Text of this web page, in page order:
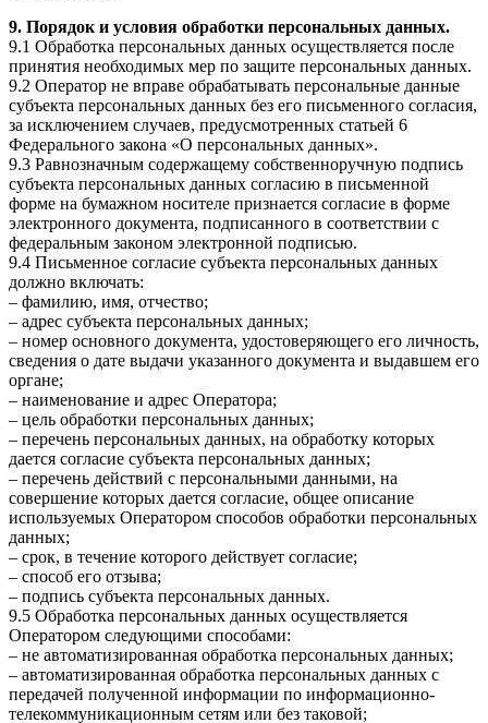
9. Порядок и условия обработки персональных данных.
9.1 Обработка персональных данных осуществляется после
принятия необходимых мер по защите персональных данных.
9.2 Оператор не вправе обрабатывать персональные данные
субъекта персональных данных без его письменного согласия,
за исключением случаев, предусмотренных статьей 6
Федерального закона «О персональных данных».
9.3 Равнозначным содержащему собственноручную подпись
субъекта персональных данных согласию в письменной
форме на бумажном носителе признается согласие в форме
электронного документа, подписанного в соответствии с
федеральным законом электронной подписью.
9.4 Письменное согласие субъекта персональных данных
должно включать:
– фамилию, имя, отчество;
– адрес субъекта персональных данных;
– номер основного документа, удостоверяющего его личность,
сведения о дате выдачи указанного документа и выдавшем его
органе;
– наименование и адрес Оператора;
– цель обработки персональных данных;
– перечень персональных данных, на обработку которых
дается согласие субъекта персональных данных;
– перечень действий с персональными данными, на
совершение которых дается согласие, общее описание
используемых Оператором способов обработки персональных
данных;
– срок, в течение которого действует согласие;
– способ его отзыва;
– подпись субъекта персональных данных.
9.5 Обработка персональных данных осуществляется
Оператором следующими способами:
– не автоматизированная обработка персональных данных;
– автоматизированная обработка персональных данных с
передачей полученной информации по информационно-
телекоммуникационным сетям или без таковой;